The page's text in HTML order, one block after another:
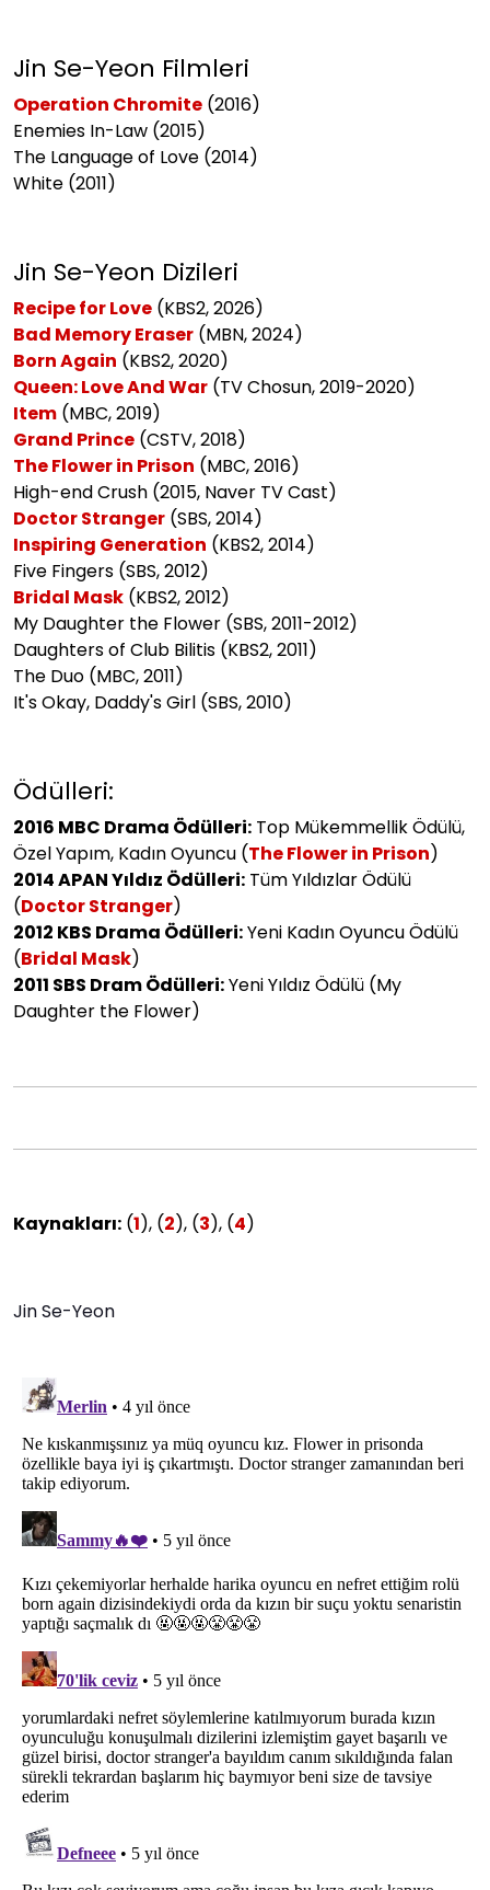
Jin Se-Yeon Filmleri
Operation Chromite (2016)
Enemies In-Law (2015)
The Language of Love (2014)
White (2011)
Jin Se-Yeon Dizileri
Recipe for Love (KBS2, 2026)
Bad Memory Eraser (MBN, 2024)
Born Again (KBS2, 2020)
Queen: Love And War (TV Chosun, 2019-2020)
Item (MBC, 2019)
Grand Prince (CSTV, 2018)
The Flower in Prison (MBC, 2016)
High-end Crush (2015, Naver TV Cast)
Doctor Stranger (SBS, 2014)
Inspiring Generation (KBS2, 2014)
Five Fingers (SBS, 2012)
Bridal Mask (KBS2, 2012)
My Daughter the Flower (SBS, 2011-2012)
Daughters of Club Bilitis (KBS2, 2011)
The Duo (MBC, 2011)
It's Okay, Daddy's Girl (SBS, 2010)
Ödülleri:
2016 MBC Drama Ödülleri: Top Mükemmellik Ödülü,
Özel Yapım, Kadın Oyuncu (The Flower in Prison)
2014 APAN Yıldız Ödülleri: Tüm Yıldızlar Ödülü
(Doctor Stranger)
2012 KBS Drama Ödülleri:Yeni Kadın Oyuncu Ödülü
(Bridal Mask)
2011 SBS Dram Ödülleri:Yeni Yıldız Ödülü (My
Daughter the Flower)
Kaynakları: (1), (2), (3), (4)
Jin Se-Yeon